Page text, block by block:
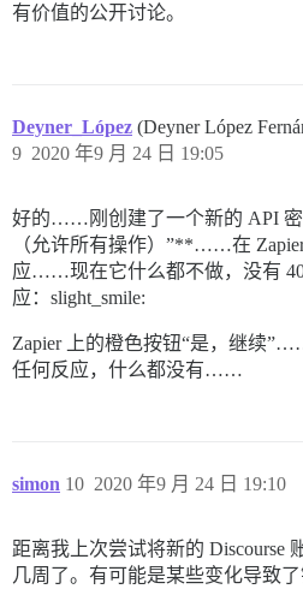
有价值的公开讨论。
Deyner_López (Deyner López
2020 年9 月 24 日 19:05
9
好的……刚创建了一个新的 API
（允许所有操作）”**……在
应……现在它什么都不做，没有
应：slight_smile:
Zapier 上的橙色按钮“是，继续
任何反应，什么都没有……
simon 2020 年9 月 24 日 19:10
10
距离我上次尝试将新的 Discourse
几周了。有可能是某些变化导致